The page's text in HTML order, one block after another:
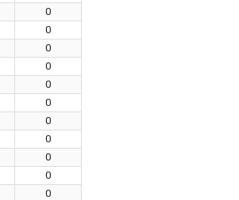
0
0
0
0
0
0
0
0
0
0
0